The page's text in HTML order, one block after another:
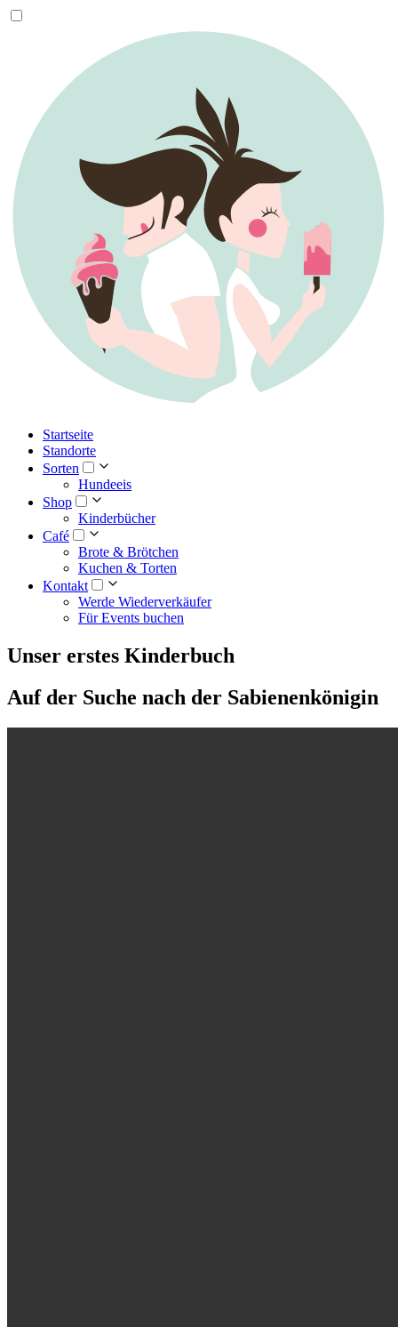
Startseite
Standorte
Sorten
Hundeeis
Shop
Kinderbücher
Café
Brote & Brötchen
Kuchen & Torten
Kontakt
Werde Wiederverkäufer
Für Events buchen
Unser erstes Kinderbuch
Auf der Suche nach der Sabienenkönigin